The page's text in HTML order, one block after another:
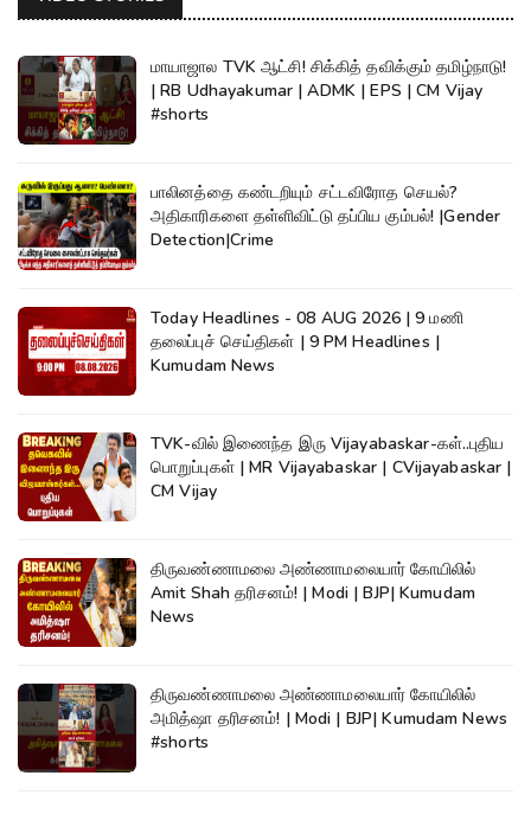
மாயாஜால TVK ஆட்சி! சிக்கித் தவிக்கும் தமிழ்நாடு!
| RB Udhayakumar | ADMK | EPS | CM Vijay
#shorts
பாலினத்தை கண்டறியும் சட்டவிரோத செயல்?
அதிகாரிகளை தள்ளிவிட்டு தப்பிய கும்பல்! |Gender
Detection|Crime
Today Headlines - 08 AUG 2026 | 9 மணி
தலைப்புச் செய்திகள் | 9 PM Headlines |
Kumudam News
TVK-வில் இணைந்த இரு Vijayabaskar-கள்..புதிய
பொறுப்புகள் | MR Vijayabaskar | CVijayabaskar |
CM Vijay
திருவண்ணாமலை அண்ணாமலையார் கோயிலில்
Amit Shah தரிசனம்! | Modi | BJP| Kumudam
News
திருவண்ணாமலை அண்ணாமலையார் கோயிலில்
அமித்ஷா தரிசனம்! | Modi | BJP| Kumudam News
#shorts